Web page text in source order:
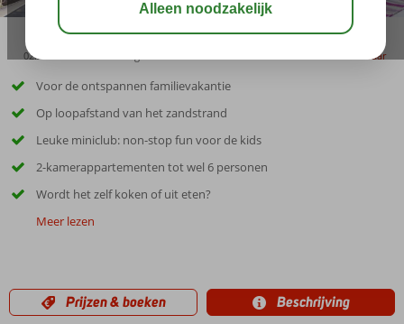
02:30 bewaar
Voor de ontspannen familievakantie
Op loopafstand van het zandstrand
Leuke miniclub: non-stop fun voor de kids
2-kamerappartementen tot wel 6 personen
Wordt het zelf koken of uit eten?
Meer lezen
Prijzen & boeken Beschrijving